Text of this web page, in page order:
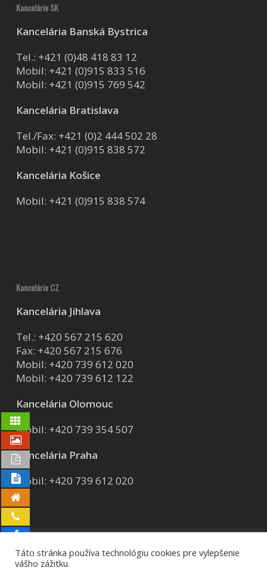
Kancelárie SK
Kancelária Banská Bystrica
Tel.: +421 (0)48 418 83 12
Mobil: +421 (0)915 833 516
Mobil: +421 (0)915 769 542
Kancelária Bratislava
Tel./Fax: +421 (0)2 444 502 28
Mobil: +421 (0)915 838 572
Kancelária Košice
Mobil: +421 (0)915 838 574
Kancelárie CZ
Kancelária Jihlava
Tel.: +420 567 215 620
Fax: +420 567 215 676
Mobil: +420 739 612 020
Mobil: +420 739 612 122
Kancelária Olomouc
Mobil: +420 739 354 507
Kancelária Praha
Mobil: +420 739 612 020
© 2026 AVG group a.s..
Táto stránka používa technológiu cookies pre vylepšenie
vášho zážitku.